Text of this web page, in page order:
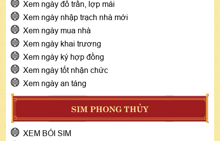
Xem ngày đổ trần, lợp mái
Xem ngày nhập trạch nhà mới
Xem ngày mua nhà
Xem ngày khai trương
Xem ngày ký hợp đồng
Xem ngày tốt nhận chức
Xem ngày an táng
SIM PHONG THỦY
XEM BÓI SIM